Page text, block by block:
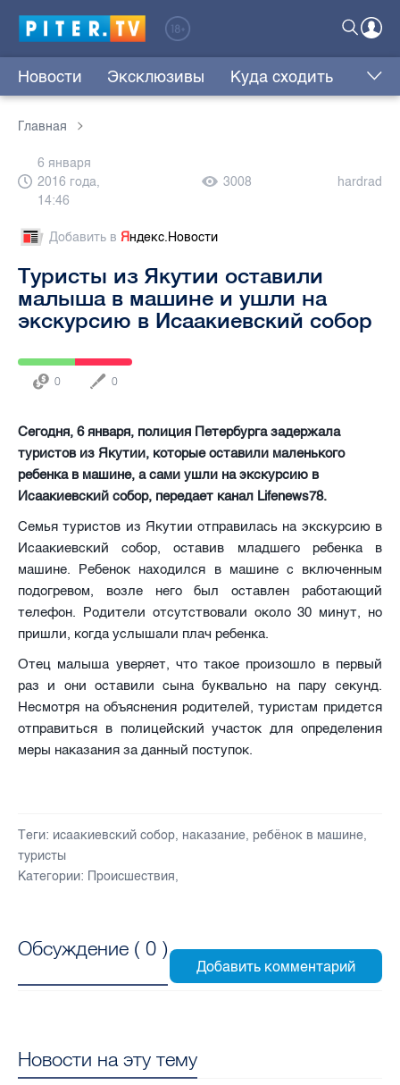
Новости Эксклюзивы Куда сходить
Главная
6 января
2016 года,
14:46
3008 hardrad
Добавить в Яндекс.Новости
Туристы из Якутии оставили
малыша в машине и ушли на
экскурсию в Исаакиевский собор
0 0
Сегодня, 6 января, полиция Петербурга задержала
туристов из Якутии, которые оставили маленького
ребенка в машине, а сами ушли на экскурсию в
Исаакиевский собор, передает канал Lifenews78.
Семья туристов из Якутии отправилась на экскурсию в
Исаакиевский собор, оставив младшего ребенка в
машине. Ребенок находился в машине с включенным
подогревом, возле него был оставлен работающий
телефон. Родители отсутствовали около 30 минут, но
пришли, когда услышали плач ребенка.
Отец малыша уверяет, что такое произошло в первый
раз и они оставили сына буквально на пару секунд.
Несмотря на объяснения родителей, туристам придется
отправиться в полицейский участок для определения
меры наказания за данный поступок.
Теги: исаакиевский собор, наказание, ребёнок в машине,
туристы
Категории: Происшествия,
Обсуждение ( 0 )
Новости на эту тему